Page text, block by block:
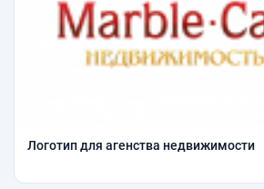
Логотип для агенства недвижимости